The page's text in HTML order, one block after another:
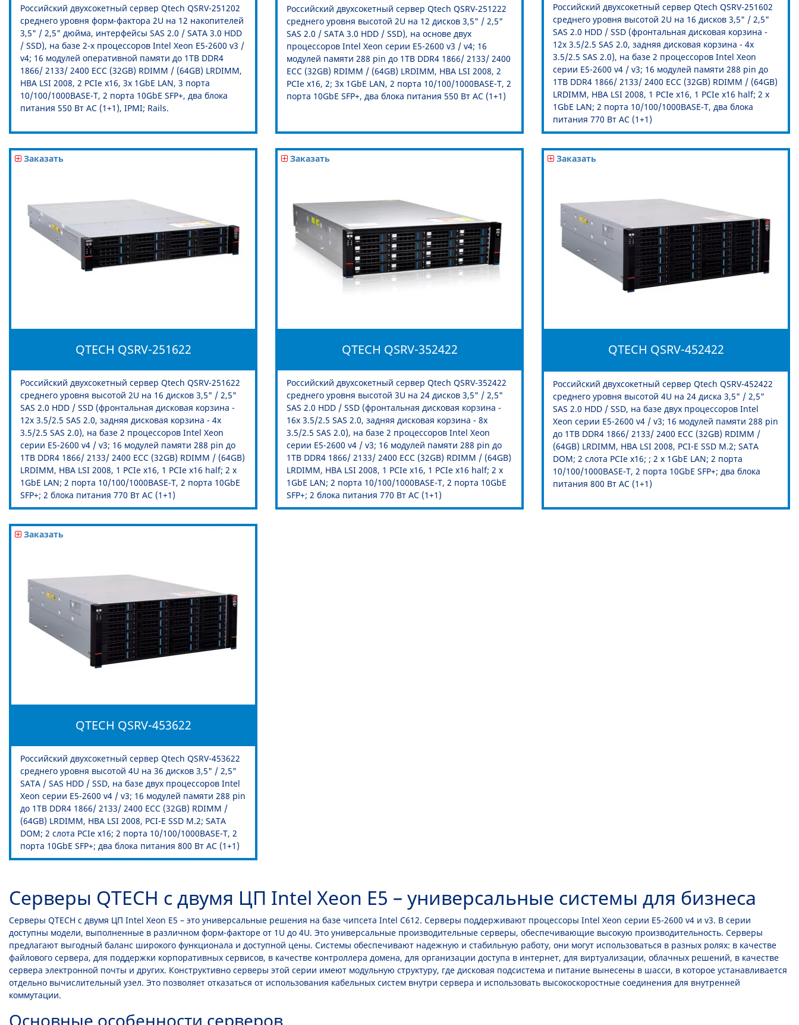
Российский двухсокетный сервер Qtech QSRV-251202
среднего уровня форм-фактора 2U на 12 накопителей
3,5" / 2,5" дюйма, интерфейсы SAS 2.0 / SATA 3.0 HDD
/ SSD), на базе 2-х процессоров Intel Xeon E5-2600 v3 /
v4; 16 модулей оперативной памяти до 1TB DDR4
1866/ 2133/ 2400 ECC (32GB) RDIMM / (64GB) LRDIMM,
HBA LSI 2008, 2 PCIe x16, 3x 1GbE LAN, 3 порта
10/100/1000BASE-T, 2 порта 10GbE SFP+, два блока
питания 550 Вт AC (1+1), IPMI; Rails.
Российский двухсокетный сервер Qtech QSRV-251222
среднего уровня высотой 2U на 12 дисков 3,5" / 2,5"
SAS 2.0 / SATA 3.0 HDD / SSD), на основе двух
процессоров Intel Xeon серии E5-2600 v3 / v4; 16
модулей памяти 288 pin до 1TB DDR4 1866/ 2133/ 2400
ECC (32GB) RDIMM / (64GB) LRDIMM, HBA LSI 2008, 2
PCIe x16, 2; 3x 1GbE LAN, 2 порта 10/100/1000BASE-T, 2
порта 10GbE SFP+, два блока питания 550 Вт AC (1+1)
Российский двухсокетный сервер Qtech QSRV-251602
среднего уровня высотой 2U на 16 дисков 3,5" / 2,5"
SAS 2.0 HDD / SSD (фронтальная дисковая корзина -
12x 3.5/2.5 SAS 2.0, задняя дисковая корзина - 4x
3.5/2.5 SAS 2.0), на базе 2 процессоров Intel Xeon
серии E5-2600 v4 / v3; 16 модулей памяти 288 pin до
1TB DDR4 1866/ 2133/ 2400 ECC (32GB) RDIMM / (64GB)
LRDIMM, HBA LSI 2008, 1 PCIe x16, 1 PCIe x16 half; 2 x
1GbE LAN; 2 порта 10/100/1000BASE-T, два блока
питания 770 Вт AC (1+1)
Заказать
QTECH QSRV-251622
Российский двухсокетный сервер Qtech QSRV-251622
среднего уровня высотой 2U на 16 дисков 3,5" / 2,5"
SAS 2.0 HDD / SSD (фронтальная дисковая корзина -
12x 3.5/2.5 SAS 2.0, задняя дисковая корзина - 4x
3.5/2.5 SAS 2.0), на базе 2 процессоров Intel Xeon
серии E5-2600 v4 / v3; 16 модулей памяти 288 pin до
1TB DDR4 1866/ 2133/ 2400 ECC (32GB) RDIMM / (64GB)
LRDIMM, HBA LSI 2008, 1 PCIe x16, 1 PCIe x16 half; 2 x
1GbE LAN; 2 порта 10/100/1000BASE-T, 2 порта 10GbE
SFP+; 2 блока питания 770 Вт AC (1+1)
Заказать
QTECH QSRV-352422
Российский двухсокетный сервер Qtech QSRV-352422
среднего уровня высотой 3U на 24 дисков 3,5" / 2,5"
SAS 2.0 HDD / SSD (фронтальная дисковая корзина -
16x 3.5/2.5 SAS 2.0, задняя дисковая корзина - 8x
3.5/2.5 SAS 2.0), на базе 2 процессоров Intel Xeon
серии E5-2600 v4 / v3; 16 модулей памяти 288 pin до
1TB DDR4 1866/ 2133/ 2400 ECC (32GB) RDIMM / (64GB)
LRDIMM, HBA LSI 2008, 1 PCIe x16, 1 PCIe x16 half; 2 x
1GbE LAN; 2 порта 10/100/1000BASE-T, 2 порта 10GbE
SFP+; 2 блока питания 770 Вт AC (1+1)
Заказать
QTECH QSRV-452422
Российский двухсокетный сервер Qtech QSRV-452422
среднего уровня высотой 4U на 24 диска 3,5" / 2,5"
SAS 2.0 HDD / SSD, на базе двух процессоров Intel
Xeon серии E5-2600 v4 / v3; 16 модулей памяти 288 pin
до 1TB DDR4 1866/ 2133/ 2400 ECC (32GB) RDIMM /
(64GB) LRDIMM, HBA LSI 2008, PCI-E SSD M.2; SATA
DOM; 2 слота PCIe x16; ; 2 x 1GbE LAN; 2 порта
10/100/1000BASE-T, 2 порта 10GbE SFP+; два блока
питания 800 Вт AC (1+1)
Заказать
QTECH QSRV-453622
Российский двухсокетный сервер Qtech QSRV-453622
среднего уровня высотой 4U на 36 дисков 3,5" / 2,5"
SATA / SAS HDD / SSD, на базе двух процессоров Intel
Xeon серии E5-2600 v4 / v3; 16 модулей памяти 288 pin
до 1TB DDR4 1866/ 2133/ 2400 ECC (32GB) RDIMM /
(64GB) LRDIMM, HBA LSI 2008, PCI-E SSD M.2; SATA
DOM; 2 слота PCIe x16; 2 порта 10/100/1000BASE-T, 2
порта 10GbE SFP+; два блока питания 800 Вт AC (1+1)
Серверы QTECH с двумя ЦП Intel Xeon E5 – универсальные системы для бизнеса
Серверы QTECH с двумя ЦП Intel Xeon E5 – это универсальные решения на базе чипсета Intel C612. Серверы поддерживают процессоры Intel Xeon серии E5-2600 v4 и v3. В серии
доступны модели, выполненные в различном форм-факторе от 1U до 4U. Это универсальные производительные серверы, обеспечивающие высокую производительность. Серверы
предлагают выгодный баланс широкого функционала и доступной цены. Системы обеспечивают надежную и стабильную работу, они могут использоваться в разных ролях: в качестве
файлового сервера, для поддержки корпоративных сервисов, в качестве контроллера домена, для организации доступа в интернет, для виртуализации, облачных решений, в качестве
сервера электронной почты и других. Конструктивно серверы этой серии имеют модульную структуру, где дисковая подсистема и питание вынесены в шасси, в которое устанавливается
отдельно вычислительный узел. Это позволяет отказаться от использования кабельных систем внутри сервера и использовать высокоскоростные соединения для внутренней
коммутации.
Основные особенности серверов